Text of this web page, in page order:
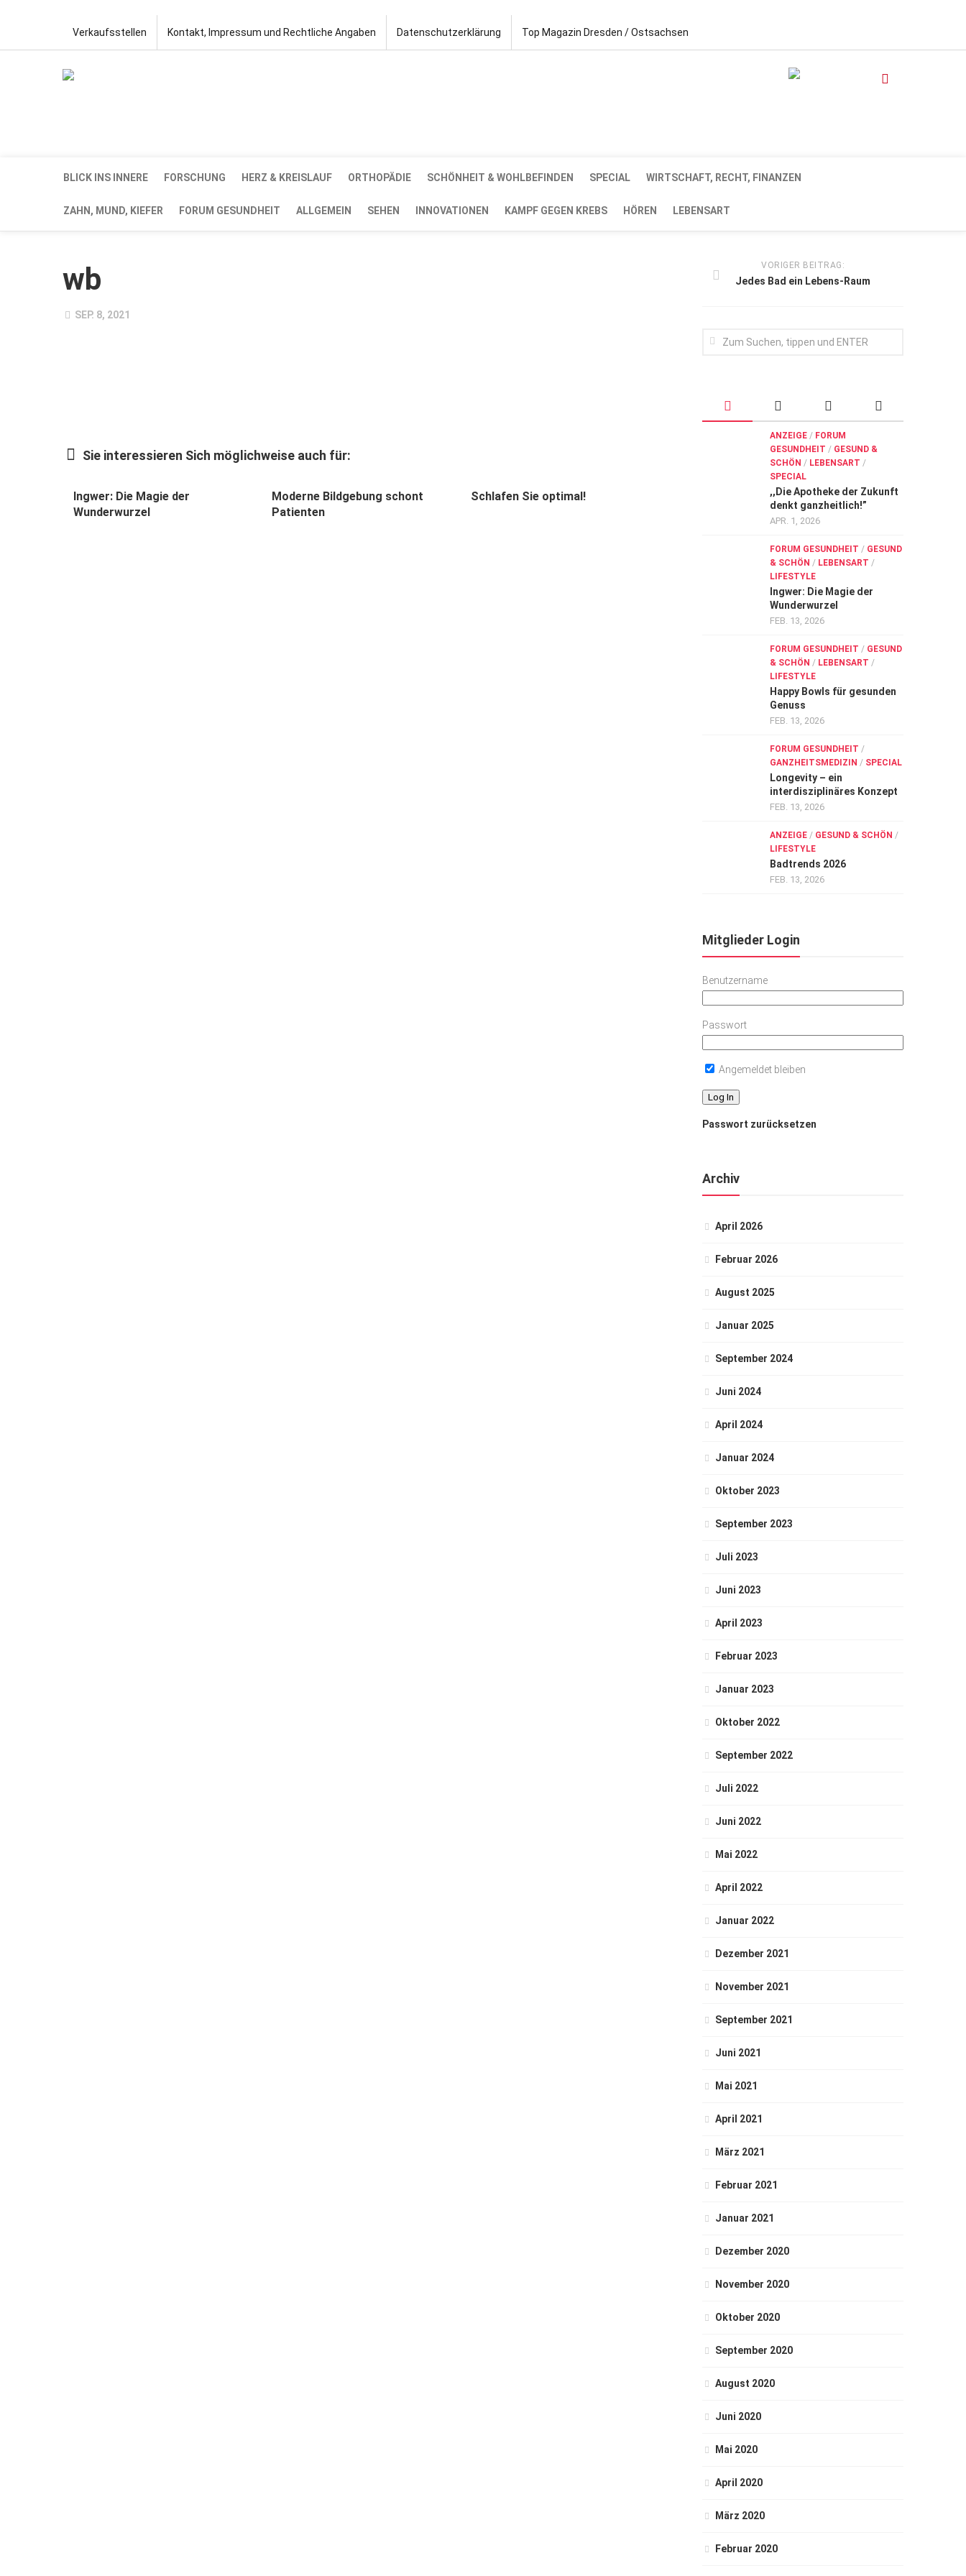
Verkaufsstellen Kontakt, Impressum und Rechtliche Angaben Datenschutzerklärung Top Magazin Dresden / Ostsachsen
BLICK INS INNERE FORSCHUNG HERZ & KREISLAUF ORTHOPÄDIE SCHÖNHEIT & WOHLBEFINDEN SPECIAL WIRTSCHAFT, RECHT, FINANZEN
ZAHN, MUND, KIEFER FORUM GESUNDHEIT ALLGEMEIN SEHEN INNOVATIONEN KAMPF GEGEN KREBS HÖREN LEBENSART
wb
SEP. 8, 2021
Sie interessieren Sich möglichweise auch für:
Ingwer: Die Magie der
Wunderwurzel
Moderne Bildgebung schont
Patienten
Schlafen Sie optimal!
VORIGER BEITRAG:
Jedes Bad ein Lebens-Raum
ANZEIGE / FORUM
GESUNDHEIT / GESUND &
SCHÖN / LEBENSART /
SPECIAL
,,Die Apotheke der Zukunft
denkt ganzheitlich!”
APR. 1, 2026
FORUM GESUNDHEIT / GESUND
& SCHÖN / LEBENSART /
LIFESTYLE
Ingwer: Die Magie der
Wunderwurzel
FEB. 13, 2026
FORUM GESUNDHEIT / GESUND
& SCHÖN / LEBENSART /
LIFESTYLE
Happy Bowls für gesunden
Genuss
FEB. 13, 2026
FORUM GESUNDHEIT /
GANZHEITSMEDIZIN / SPECIAL
Longevity – ein
interdisziplinäres Konzept
FEB. 13, 2026
ANZEIGE / GESUND & SCHÖN /
LIFESTYLE
Badtrends 2026
FEB. 13, 2026
Mitglieder Login
Benutzername
Passwort
Angemeldet bleiben
Passwort zurücksetzen
Archiv
April 2026
Februar 2026
August 2025
Januar 2025
September 2024
Juni 2024
April 2024
Januar 2024
Oktober 2023
September 2023
Juli 2023
Juni 2023
April 2023
Februar 2023
Januar 2023
Oktober 2022
September 2022
Juli 2022
Juni 2022
Mai 2022
April 2022
Januar 2022
Dezember 2021
November 2021
September 2021
Juni 2021
Mai 2021
April 2021
März 2021
Februar 2021
Januar 2021
Dezember 2020
November 2020
Oktober 2020
September 2020
August 2020
Juni 2020
Mai 2020
April 2020
März 2020
Februar 2020